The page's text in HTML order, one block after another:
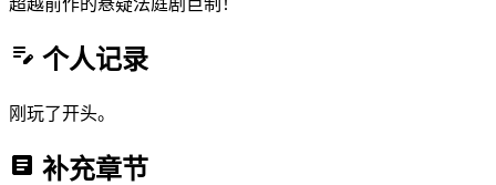
超越前作的悬疑法庭剧巨制！
个人记录
刚玩了开头。
补充章节